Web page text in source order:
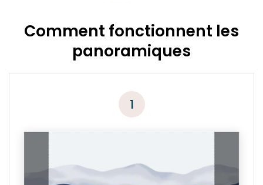
Comment fonctionnent les
panoramiques
1